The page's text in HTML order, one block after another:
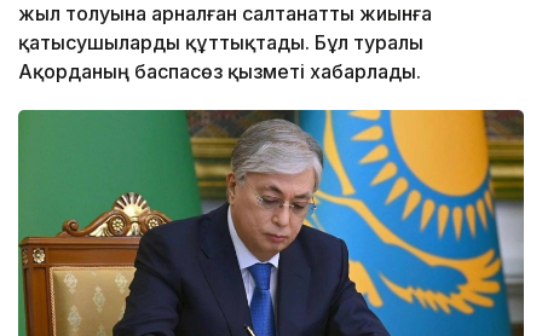
жыл толуына арналған салтанатты жиынға
қатысушыларды құттықтады. Бұл туралы
Ақорданың баспасөз қызметі хабарлады.